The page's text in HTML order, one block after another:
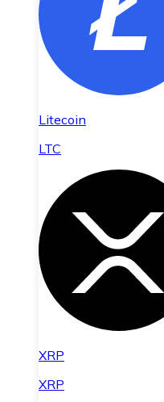
Litecoin
LTC
XRP
XRP